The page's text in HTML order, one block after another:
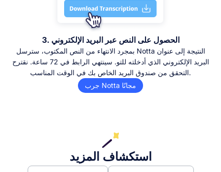
3. الحصول على النص عبر البريد الإلكتروني
بمجرد الانتهاء من النص المكتوب، سترسل Notta النتيجة إلى عنوان
البريد الإلكتروني الذي أدخلته للتو. سينتهي الرابط في 72 ساعة. نقترح
التحقق من صندوق البريد الخاص بك في الوقت المناسب.
جرب Notta مجانًا
استكشاف المزيد